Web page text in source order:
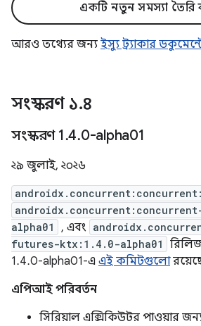
একটি নতুন সমস্যা
আরও তথ্যের জন্য ইস্যু ট্র্যাকার
সংস্করণ ১.৪
সংস্করণ 1.4.0-alpha01
২৯ জুলাই, ২০২৬
alpha01
, এবং
futures-ktx:1.4.0-alpha01
1.4.0-alpha01-এ এই কমিটগুলো
এপিআই পরিবর্তন
সিরিয়াল এক্সিকিউটর পাওয়ার